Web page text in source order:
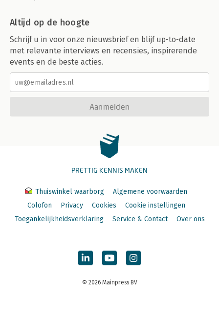
Altijd op de hoogte
Schrijf u in voor onze nieuwsbrief en blijf up-to-date
met relevante interviews en recensies, inspirerende
events en de beste acties.
Aanmelden
PRETTIG KENNIS MAKEN
Thuiswinkel waarborg
Algemene voorwaarden
Colofon
Privacy Cookies
Cookie instellingen
Toegankelijkheidsverklaring
Service & Contact Over ons
© 2026 Mainpress BV